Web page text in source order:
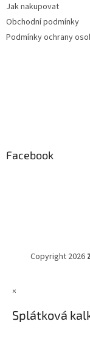
Jak nakupovat
Obchodní podmínky
Podmínky ochrany
Facebook
Copyright 2026
×
Splátková